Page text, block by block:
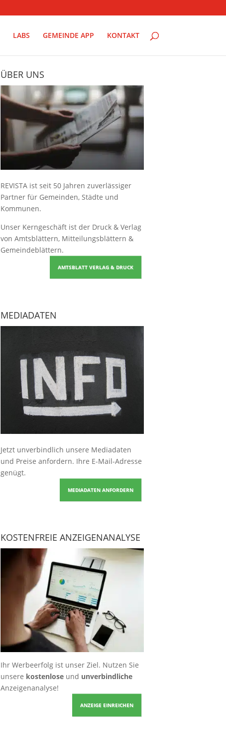
LABS GEMEINDE APP KONTAKT
ÜBER UNS
REVISTA ist seit 50 Jahren zuverlässiger
Partner für Gemeinden, Städte und
Kommunen.
Unser Kerngeschäft ist der Druck & Verlag
von Amtsblättern, Mitteilungsblättern &
Gemeindeblättern.
AMTSBLATT VERLAG & DRUCK
MEDIADATEN
Jetzt unverbindlich unsere Mediadaten
und Preise anfordern. Ihre E-Mail-Adresse
genügt.
MEDIADATEN ANFORDERN
KOSTENFREIE ANZEIGENANALYSE
Ihr Werbeerfolg ist unser Ziel. Nutzen Sie
unsere kostenloseund unverbindliche
Anzeigenanalyse!
ANZEIGE EINREICHEN